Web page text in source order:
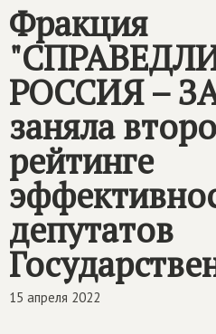
Фракция
"
РОССИЯ –
заняла
рейтинге
депутатов
15 апреля 2022